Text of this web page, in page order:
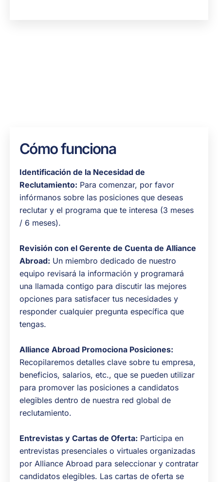
Cómo funciona
Identificación de la Necesidad de
Reclutamiento: Para comenzar, por favor
infórmanos sobre las posiciones que deseas
reclutar y el programa que te interesa (3 meses
/ 6 meses).
Revisión con el Gerente de Cuenta de Alliance
Abroad: Un miembro dedicado de nuestro
equipo revisará la información y programará
una llamada contigo para discutir las mejores
opciones para satisfacer tus necesidades y
responder cualquier pregunta específica que
tengas.
Alliance Abroad Promociona Posiciones:
Recopilaremos detalles clave sobre tu empresa,
beneficios, salarios, etc., que se pueden utilizar
para promover las posiciones a candidatos
elegibles dentro de nuestra red global de
reclutamiento.
Entrevistas y Cartas de Oferta: Participa en
entrevistas presenciales o virtuales organizadas
por Alliance Abroad para seleccionar y contratar
candidatos elegibles. Las cartas de oferta se